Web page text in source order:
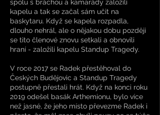
spolu s bráchou a kamarády založili
kapelu a tak se začal sám učit na
baskytaru. Když se kapela rozpadla,
dlouho nehrál, ale o nějakou dobu později
se tito členové znovu setkali a obnovili
hraní - založili kapelu Standup Tragedy.
V roce 2017 se Radek přestěhoval do
Českých Budějovic a Standup Tragedy
postupně přestali hrát. Když na konci roku
2019 odešel basák Arthemionu, bylo více
než jasné, že jeho místo převezme Radek i